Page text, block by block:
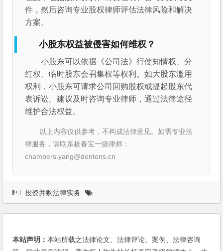
件，然后咨询专业股权律师评估法律风险和解决
方案。
小股东权益被侵害如何维权？
小股东可以依据《公司法》行使知情权、分
红权、临时股东会召集权等权利。如大股东滥用
权利，小股东可请求公司回购股权或提起股东代
表诉讼。建议及时咨询专业律师，通过法律途径
维护合法权益。
以上内容仅供参考，不构成法律意见。如需专业法
律服务，请联系杨春宝一级律师：
chambers.yang@dentons.cn
投资并购法律实务
本站声明：本站所载之法律论文、法律评论、案例、法律咨询